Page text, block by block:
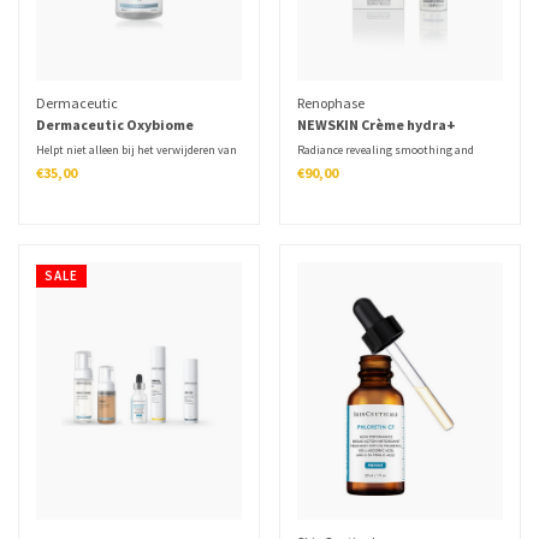
Dermaceutic
Dermaceutic Oxybiome
Helpt niet alleen bij het verwijderen van
make-up, maar ondersteunt ook de
natuurlijke huidmicrobiota, wat
€35,00
Renophase
NEWSKIN Crème hydra+
Radiance revealing smoothing and
moisturizing cream for sensitive skin.
€90,00
SALE